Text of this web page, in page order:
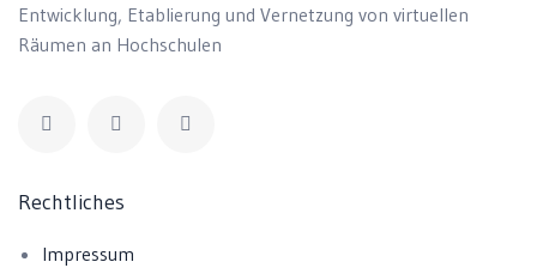
Entwicklung, Etablierung und Vernetzung von virtuellen
Räumen an Hochschulen
Rechtliches
Impressum